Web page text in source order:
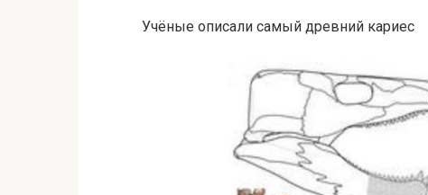
Учёные описали самый древний кариес